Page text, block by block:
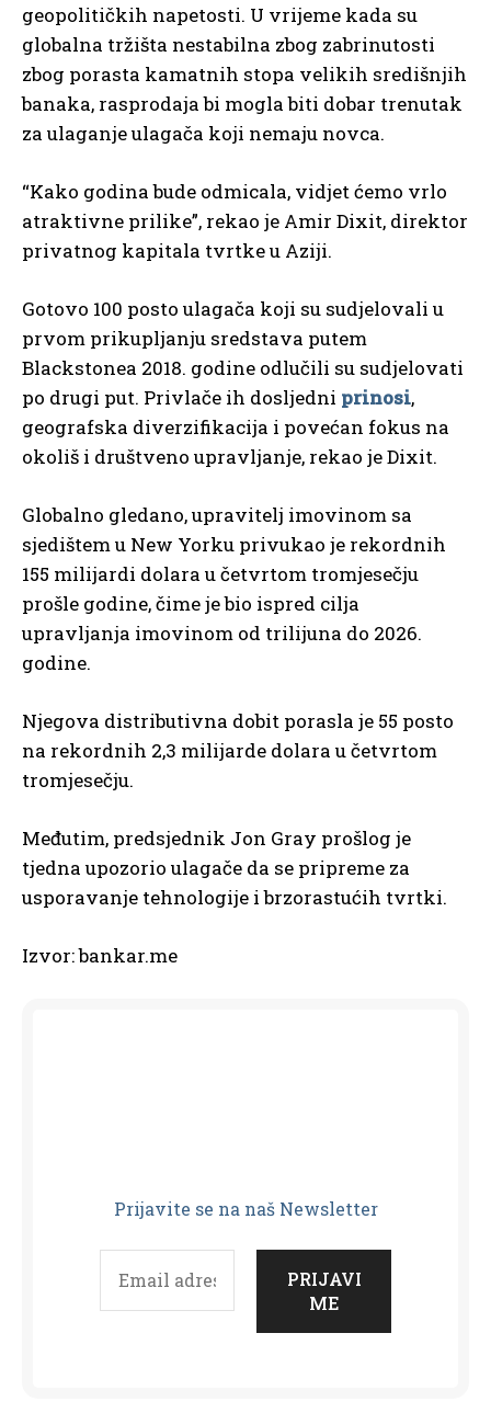
geopolitičkih napetosti. U vrijeme kada su
globalna tržišta nestabilna zbog zabrinutosti
zbog porasta kamatnih stopa velikih središnjih
banaka, rasprodaja bi mogla biti dobar trenutak
za ulaganje ulagača koji nemaju novca.
“Kako godina bude odmicala, vidjet ćemo vrlo
atraktivne prilike”, rekao je Amir Dixit, direktor
privatnog kapitala tvrtke u Aziji.
Gotovo 100 posto ulagača koji su sudjelovali u
prvom prikupljanju sredstava putem
Blackstonea 2018. godine odlučili su sudjelovati
po drugi put. Privlače ih dosljedni prinosi,
geografska diverzifikacija i povećan fokus na
okoliš i društveno upravljanje, rekao je Dixit.
Globalno gledano, upravitelj imovinom sa
sjedištem u New Yorku privukao je rekordnih
155 milijardi dolara u četvrtom tromjesečju
prošle godine, čime je bio ispred cilja
upravljanja imovinom od trilijuna do 2026.
godine.
Njegova distributivna dobit porasla je 55 posto
na rekordnih 2,3 milijarde dolara u četvrtom
tromjesečju.
Međutim, predsjednik Jon Gray prošlog je
tjedna upozorio ulagače da se pripreme za
usporavanje tehnologije i brzorastućih tvrtki.
Izvor: bankar.me
Prijavite se na naš Newsletter